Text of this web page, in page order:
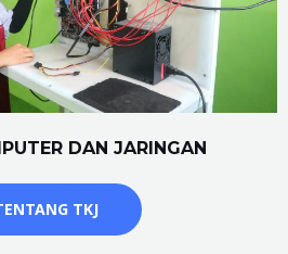
DAN JARINGAN
TKJ